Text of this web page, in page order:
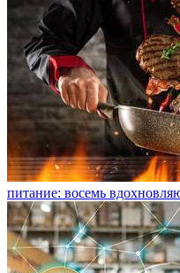
питание: восемь